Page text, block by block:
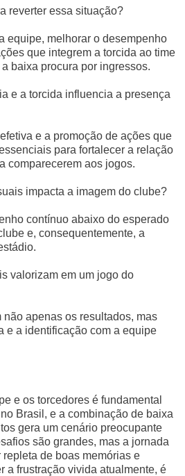
reverter essa situação?
equipe, melhorar o desempenho
que integrem a torcida ao time
baixa procura por ingressos.
e a torcida influencia a presença
e a promoção de ações que
para fortalecer a relação
comparecerem aos jogos.
impacta a imagem do clube?
contínuo abaixo do esperado
e, consequentemente, a
valorizam em um jogo do
apenas os resultados, mas
e a identificação com a equipe
e os torcedores é fundamental
Brasil, e a combinação de baixa
gera um cenário preocupante
são grandes, mas a jornada
de boas memórias e
a frustração vivida atualmente, é